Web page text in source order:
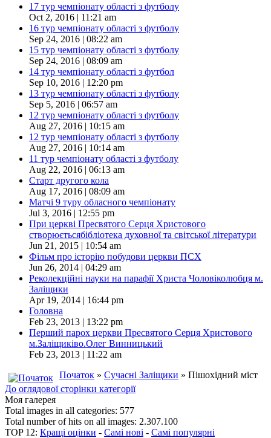
17 тур чемпіонату області з футболу
Oct 2, 2016 | 11:21 am
16 тур чемпіонату області з футболу
Sep 24, 2016 | 08:22 am
15 тур чемпіонату області з футболу
Sep 24, 2016 | 08:09 am
14 тур чемпіонату області з футбол
Sep 10, 2016 | 12:20 pm
13 тур чемпіонату області з футболу
Sep 5, 2016 | 06:57 am
12 тур чемпіонату області з футболу
Aug 27, 2016 | 10:15 am
12 тур чемпіонату області з футболу
Aug 27, 2016 | 10:14 am
11 тур чемпіонату області з футболу
Aug 22, 2016 | 06:13 am
Старт другого кола
Aug 17, 2016 | 08:09 am
Матчі 9 туру обласного чемпіонату
Jul 3, 2016 | 12:55 pm
При церкві Пресвятого Серця Христового
створюєтьсябібліотека духовної та світської літератури
Jun 21, 2015 | 10:54 am
Фільм про історію побудови церкви ПСХ
Jun 26, 2014 | 04:29 am
Реколекційні науки на парафії Христа Чоловіколюбця м.
Заліщики
Apr 19, 2014 | 16:44 pm
Головна
Feb 23, 2013 | 13:22 pm
Перший парох церкви Пресвятого Серця Христового
м.Заліщиківо.Олег Винницький
Feb 23, 2013 | 11:22 am
Початок » Сучасні Заліщики » Пішохідний міст
До оглядової сторінки категорії
Моя галерея
Total images in all categories: 577
Total number of hits on all images: 2.307.100
TOP 12: Кращі оцінки - Самі нові - Самі популярні